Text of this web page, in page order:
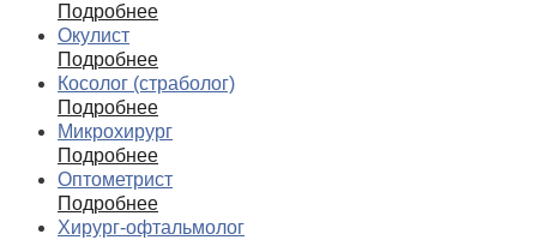
Подробнее
Окулист
Подробнее
Косолог (страболог)
Подробнее
Микрохирург
Подробнее
Оптометрист
Подробнее
Хирург-офтальмолог